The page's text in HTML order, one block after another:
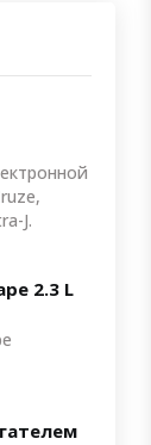
J.
2.3 L